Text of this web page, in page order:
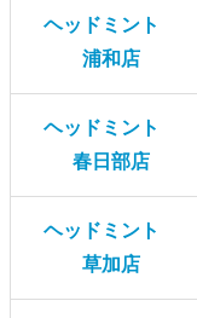
ヘッドミント
浦和店
ヘッドミント
春日部店
ヘッドミント
草加店